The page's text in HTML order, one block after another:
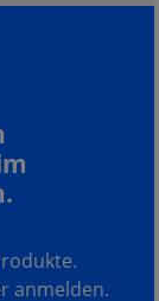
anmelden.